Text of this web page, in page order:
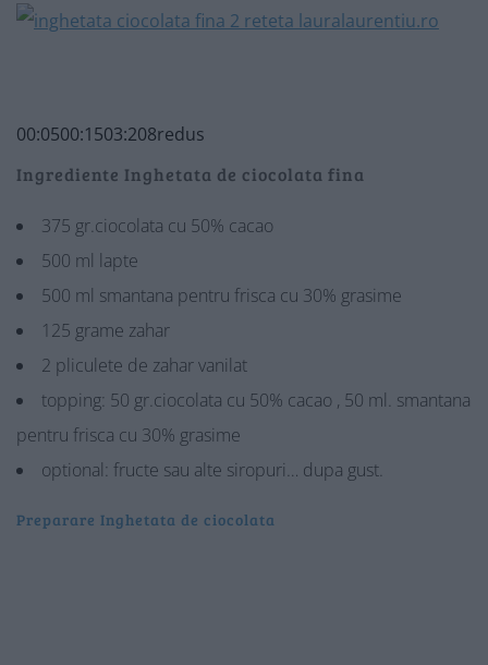
00:0500:1503:208redus
Ingrediente Inghetata de ciocolata fina
375 gr.ciocolata cu 50% cacao
500 ml lapte
500 ml smantana pentru frisca cu 30% grasime
125 grame zahar
2 pliculete de zahar vanilat
topping: 50 gr.ciocolata cu 50% cacao , 50 ml. smantana
pentru frisca cu 30% grasime
optional: fructe sau alte siropuri… dupa gust.
Preparare Inghetata de ciocolata